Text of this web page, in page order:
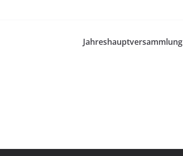
Jahreshauptversammlung